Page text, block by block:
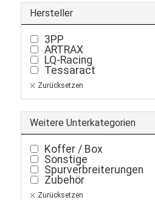
Hersteller
3PP
ARTRAX
LQ-Racing
Tessaract
Zurücksetzen
Weitere Unterkategorien
Koffer / Box
Sonstige
Spurverbreiterungen
Zubehör
Zurücksetzen